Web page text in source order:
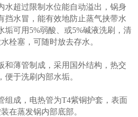
水超过限制水位能自动溢出，锅身
挡水冒，能有效地防止蒸气挟带水
垢可用 5%弱酸、或5%碱液洗刷，清
栓塞，可随时放去存水。
和薄管制成，采用国外结构，热交
于洗刷内部水垢。
组成，电热管为T4紫铜护套，表面
在蒸发锅内部底部。